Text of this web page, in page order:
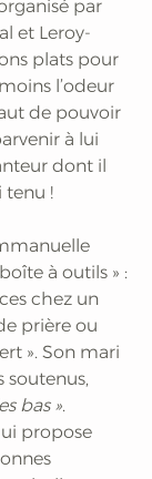
par
et Leroy-
plats pour
l’odeur
de pouvoir
à lui
dont il
tenu !
à outils » :
chez un
prière ou
». Son mari
soutenus,
bas ».
propose